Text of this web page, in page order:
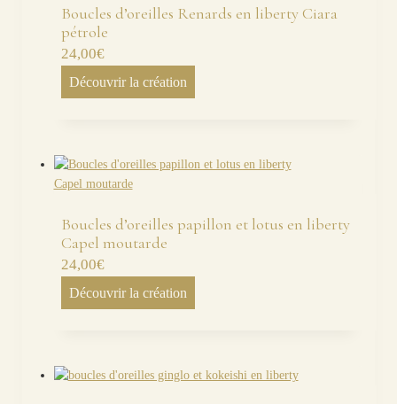
Boucles d’oreilles Renards en liberty Ciara
pétrole
24,00€
Découvrir la création
Boucles d’oreilles papillon et lotus en liberty
Capel moutarde
24,00€
Découvrir la création